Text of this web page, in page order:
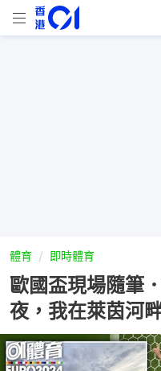
體育 即時體育
歐國盃現場隨筆
夜，我在萊茵河